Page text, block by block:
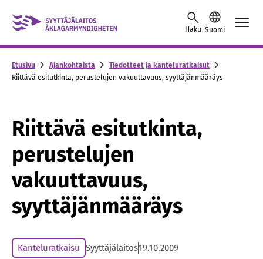
Skip to content -saavutettavuusohje
Haku Suomi
Etusivu Ajankohtaista
Tiedotteet ja kanteluratkaisut
Riittävä esitutkinta, perustelujen vakuuttavuus, syyttäjänmääräys
Riittävä esitutkinta,
perustelujen
vakuuttavuus,
syyttäjänmääräys
Kanteluratkaisu Syyttäjälaitos19.10.2009